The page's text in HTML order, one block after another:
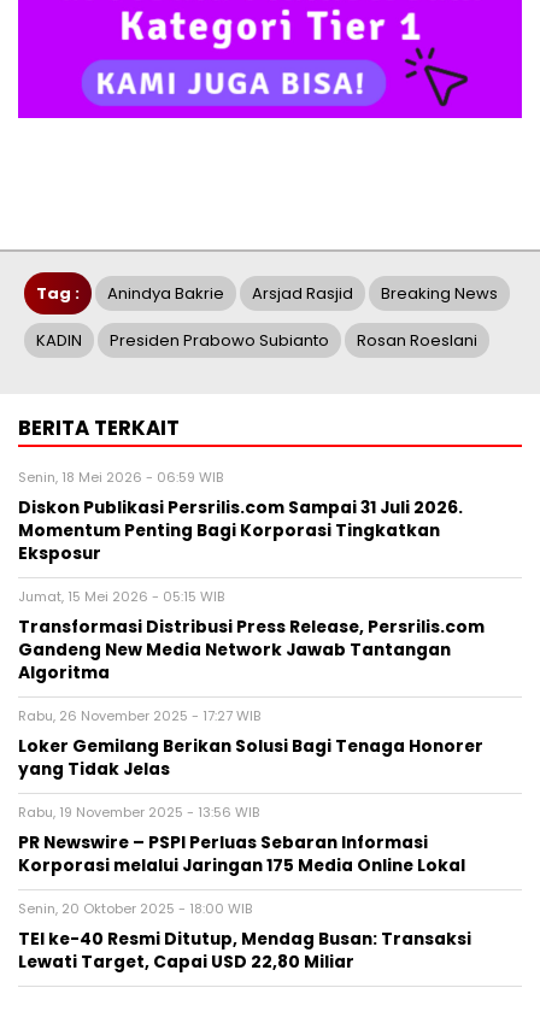
Tag : Anindya Bakrie Arsjad Rasjid Breaking News
KADIN Presiden Prabowo Subianto Rosan Roeslani
BERITA TERKAIT
Senin, 18 Mei 2026 - 06:59 WIB
Diskon Publikasi Persrilis.com Sampai 31 Juli 2026.
Momentum Penting Bagi Korporasi Tingkatkan
Eksposur
Jumat, 15 Mei 2026 - 05:15 WIB
Transformasi Distribusi Press Release, Persrilis.com
Gandeng New Media Network Jawab Tantangan
Algoritma
Rabu, 26 November 2025 - 17:27 WIB
Loker Gemilang Berikan Solusi Bagi Tenaga Honorer
yang Tidak Jelas
Rabu, 19 November 2025 - 13:56 WIB
PR Newswire – PSPI Perluas Sebaran Informasi
Korporasi melalui Jaringan 175 Media Online Lokal
Senin, 20 Oktober 2025 - 18:00 WIB
TEI ke-40 Resmi Ditutup, Mendag Busan: Transaksi
Lewati Target, Capai USD 22,80 Miliar